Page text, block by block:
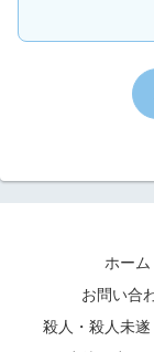
ホーム
お問い合
殺人・殺人未遂